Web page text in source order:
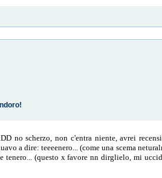
no scherzo, non c'entra niente, avrei
a dire: teeeenero... (come una scema
tenero... (questo x favore nn dirglielo, mi